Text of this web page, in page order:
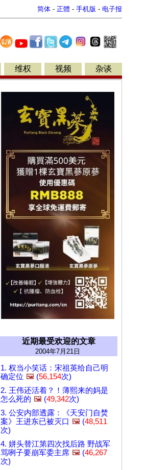
简体 - 正體 - 手机版 - 电子报
维权 视频 杂谈
近期最受欢迎的文章
2004年7月21日
1. 权当小笑话：宋祖英给自己明
确定位 🖼️ (56,154次)
2. 王伟还活着？！薄熙来的妈是
怎么死的 🖼️ (49,342次)
3. 公安内部透露：《天安门自焚
案》王进东已被灭口 🖼️ (48,511
次)
4. 姘头替江第四次找后路 野战军
骂咧子要崩军委主席 🖼️ (46,267
次)